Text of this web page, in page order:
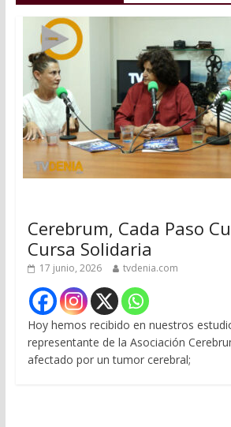
Cerebrum, Cada Paso
Cursa Solidaria
17 junio, 2026 tvdenia.com
Hoy hemos recibido en nuestros
representante de la Asociación
afectado por un tumor cerebral;